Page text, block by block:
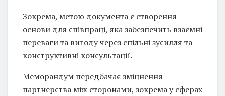
Зокрема, метою документа є створення
основи для співпраці, яка забезпечить взаємні
переваги та вигоду через спільні зусилля та
конструктивні консультації.
Меморандум передбачає зміцнення
партнерства між сторонами, зокрема у сферах